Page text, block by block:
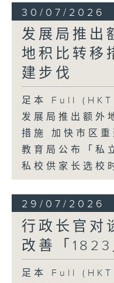
30/07/2026
发展局推出
地积比转移
建步伐
足本 Full
发展局推出额外
措施 加快市区重
教育局公布「私
私校供家长选校
29/07/2026
行政长官对
改善「1823
足本 Full